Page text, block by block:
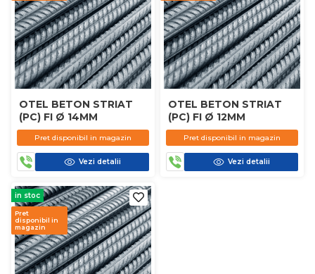
OTEL BETON STRIAT
(PC) FI Ø 14MM
Pret disponibil in magazin
Vezi detalii
OTEL BETON STRIAT
(PC) FI Ø 12MM
Pret disponibil in magazin
Vezi detalii
in stoc
Pret
disponibil in
magazin